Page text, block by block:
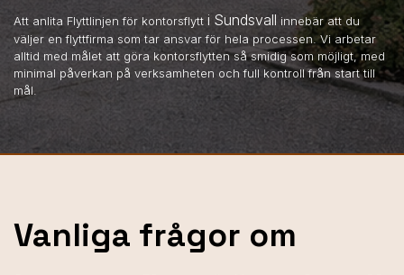
Att anlita Flyttlinjen för kontorsflytt i Sundsvall innebär att du
väljer en flyttfirma som tar ansvar för hela processen. Vi arbetar
alltid med målet att göra kontorsflytten så smidig som möjligt, med
minimal påverkan på verksamheten och full kontroll från start till
mål.
Vanliga frågor om